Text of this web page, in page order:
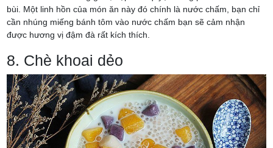
bùi. Một linh hồn của món ăn này đó chính là nước chấm, bạn chỉ
cần nhúng miếng bánh tôm vào nước chấm bạn sẽ cảm nhận
được hương vị đậm đà rất kích thích.
8. Chè khoai dẻo